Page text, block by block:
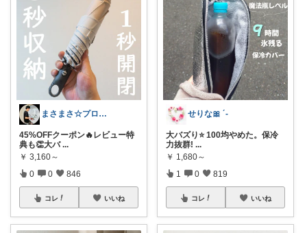
まさまさ☆プロフも見てね✨
45%OFFクーポン🔥レビュー特
典も👏大バ ...
￥ 3,160～
0 0 846
コレ いいね
せりな🎀 ´-
大バズり⭐️ 100均やめた。保冷
力抜群! ...
￥ 1,680～
1 0 819
コレ いいね